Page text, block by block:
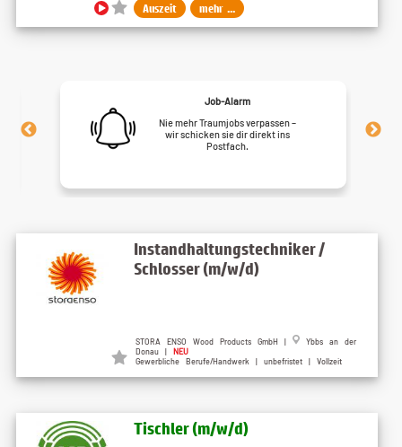
Auszeit mehr ...
Job-Alarm
Nie mehr Traumjobs verpassen –
wir schicken sie dir direkt ins
Postfach.
Instandhaltungstechniker /
Schlosser (m/w/d)
STORA ENSO Wood Products GmbH |
Ybbs an der
Donau | NEU
Gewerbliche Berufe/Handwerk | unbefristet | Vollzeit
Tischler (m​/w​/d)